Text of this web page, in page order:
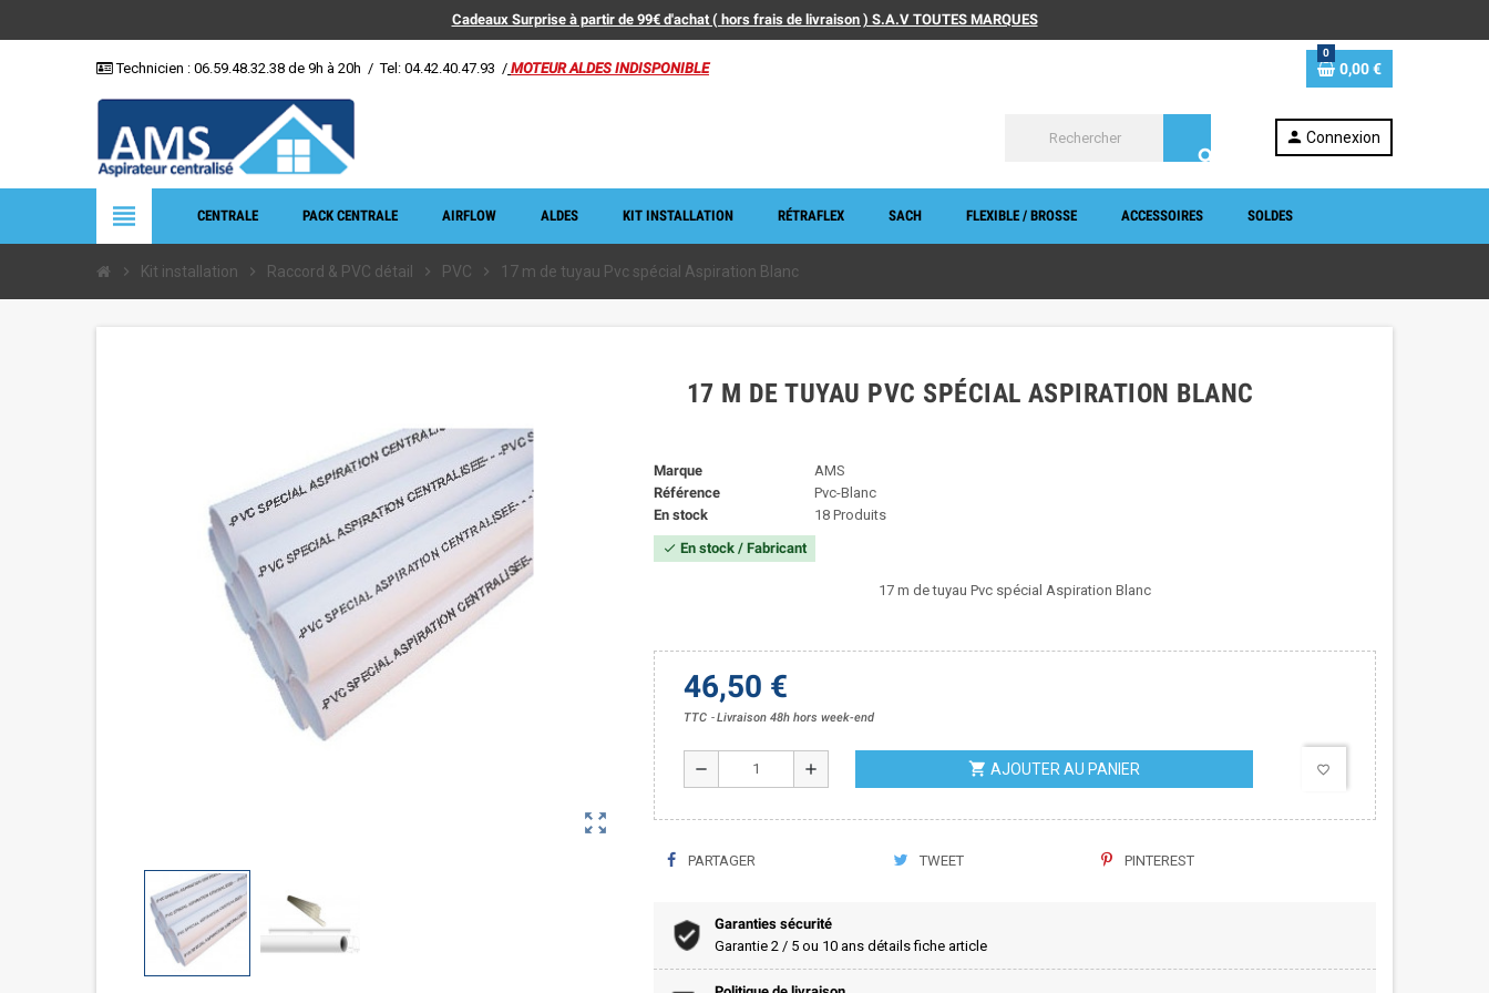
Cadeaux Surprise à partir de 99€ d'achat ( hors frais de livraison ) S.A.V TOUTES MARQUES
Technicien : 06.59.48.32.38 de 9h à 20h / Tel: 04.42.40.47.93 / MOTEUR ALDES INDISPONIBLE
0
0,00 €
search
person Connexion
view_headline CENTRALE PACK CENTRALE AIRFLOW ALDES KIT INSTALLATION RÉTRAFLEX SACH FLEXIBLE / BROSSE ACCESSOIRES SOLDES
chevron_right Kit installation chevron_right Raccord & PVC détail chevron_right PVC chevron_right 17 m de tuyau Pvc spécial Aspiration Blanc
zoom_out_map
17 M DE TUYAU PVC SPÉCIAL ASPIRATION BLANC
Marque
AMS
Référence
Pvc-Blanc
En stock
18 Produits
check En stock / Fabricant
17 m de tuyau Pvc spécial Aspiration Blanc
46,50 €
TTC Livraison 48h hors week-end
remove add shopping_cart AJOUTER AU PANIER favorite_border
PARTAGER TWEET PINTEREST
Garanties sécurité
Garantie 2 / 5 ou 10 ans détails fiche article